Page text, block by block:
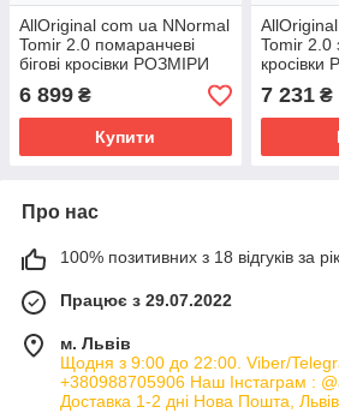
AllOriginal com ua NNormal
Tomir 2.0 помаранчеві
бігові кросівки РОЗМІРИ
ЗАПИТУЙТЕ
6 899 ₴
Купити
Tomir 2.0
7 231₴
Про нас
100% позитивних з 18 відгуків за рік
Працює з 29.07.2022
м. Львів
Щодня з 9:00 до 22:00. Viber/
+380988705906 Наш Інстаграм :
Доставка 1-2 дні Нова Пошта,